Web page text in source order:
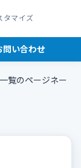
タマイズ
問い合わせ
覧のページネー